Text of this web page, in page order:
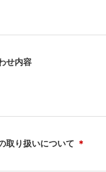
せ内容
取り扱いについて ＊